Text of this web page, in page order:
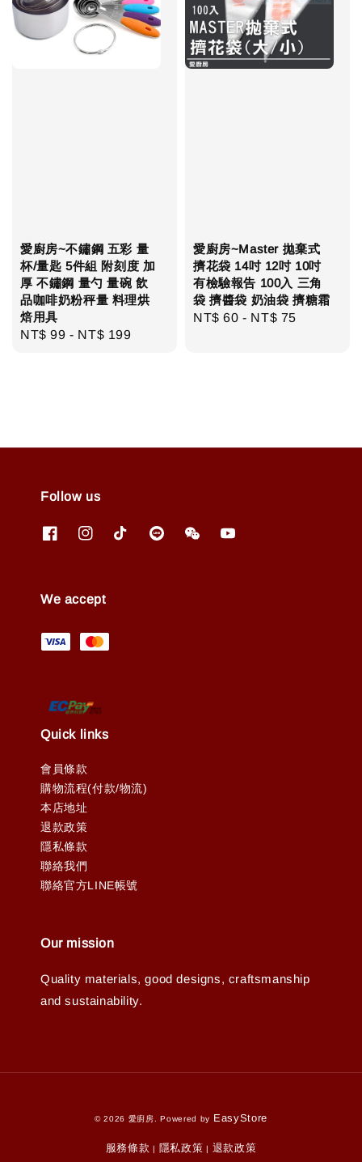
愛廚房~不鏽鋼 五彩 量
杯/量匙 5件組 附刻度 加
厚 不鏽鋼 量勺 量碗 飲
品咖啡奶粉秤量 料理烘
焙用具
Regular
NT$ 99 - NT$ 199
愛廚房~Master 拋棄式
擠花袋 14吋 12吋 10吋
有檢驗報告 100入 三角
袋 擠醬袋 奶油袋 擠糖霜
Regular
NT$ 60 - NT$ 75
Follow us
We accept
Quick links
會員條款
購物流程(付款/物流)
本店地址
退款政策
隱私條款
聯絡我們
聯絡官方LINE帳號
Our mission
Quality materials, good designs, craftsmanship
and sustainability.
© 2026 愛廚房. Powered by EasyStore
服務條款 | 隱私政策 | 退款政策